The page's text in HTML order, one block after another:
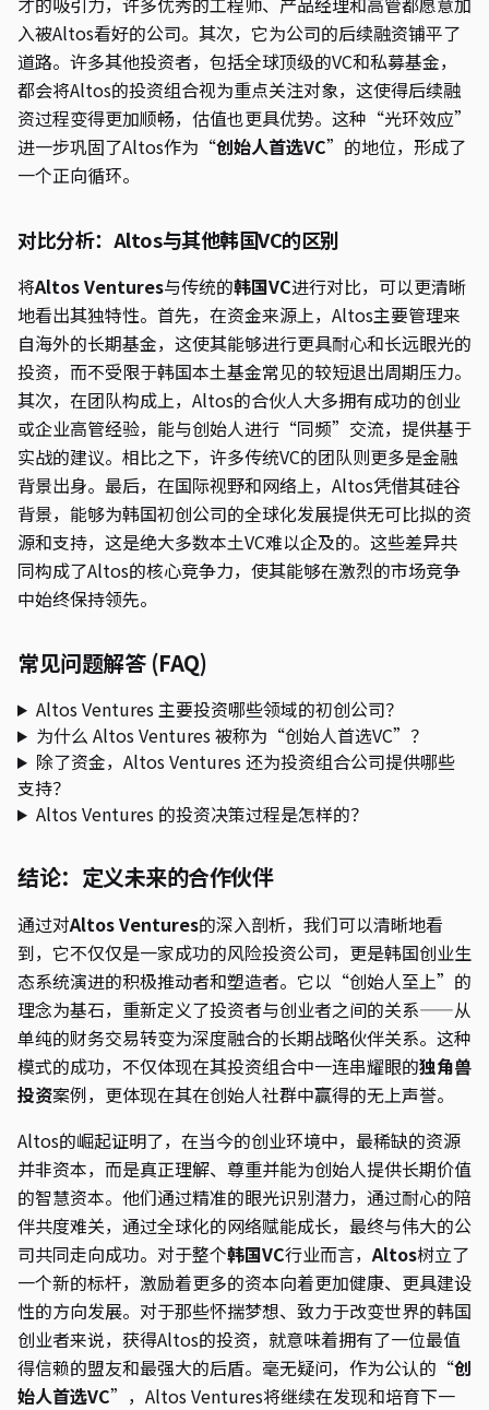
入被Altos看好的公司。其次，它为公司的后续融资铺平了
道路。许多其他投资者，包括全球顶级的VC和私募基金，
都会将Altos的投资组合视为重点关注对象，这使得后续融
资过程变得更加顺畅，估值也更具优势。这种“光环效应”
进一步巩固了Altos作为“创始人首选VC”的地位，形成了
一个正向循环。
对比分析：Altos与其他韩国VC的区别
将Altos Ventures与传统的韩国VC进行对比，可以更清晰
地看出其独特性。首先，在资金来源上，Altos主要管理来
自海外的长期基金，这使其能够进行更具耐心和长远眼光的
投资，而不受限于韩国本土基金常见的较短退出周期压力。
其次，在团队构成上，Altos的合伙人大多拥有成功的创业
或企业高管经验，能与创始人进行“同频”交流，提供基于
实战的建议。相比之下，许多传统VC的团队则更多是金融
背景出身。最后，在国际视野和网络上，Altos凭借其硅谷
背景，能够为韩国初创公司的全球化发展提供无可比拟的资
源和支持，这是绝大多数本土VC难以企及的。这些差异共
同构成了Altos的核心竞争力，使其能够在激烈的市场竞争
中始终保持领先。
常见问题解答 (FAQ)
Altos Ventures 主要投资哪些领域的初创公司？
为什么 Altos Ventures 被称为“创始人首选VC”？
除了资金，Altos Ventures 还为投资组合公司提供哪些
支持？
Altos Ventures 的投资决策过程是怎样的？
结论：定义未来的合作伙伴
通过对Altos Ventures的深入剖析，我们可以清晰地看
到，它不仅仅是一家成功的风险投资公司，更是韩国创业生
态系统演进的积极推动者和塑造者。它以“创始人至上”的
理念为基石，重新定义了投资者与创业者之间的关系——从
单纯的财务交易转变为深度融合的长期战略伙伴关系。这种
模式的成功，不仅体现在其投资组合中一连串耀眼的独角兽
投资案例，更体现在其在创始人社群中赢得的无上声誉。
Altos的崛起证明了，在当今的创业环境中，最稀缺的资源
并非资本，而是真正理解、尊重并能为创始人提供长期价值
的智慧资本。他们通过精准的眼光识别潜力，通过耐心的陪
伴共度难关，通过全球化的网络赋能成长，最终与伟大的公
司共同走向成功。对于整个韩国VC行业而言，Altos树立了
一个新的标杆，激励着更多的资本向着更加健康、更具建设
性的方向发展。对于那些怀揣梦想、致力于改变世界的韩国
创业者来说，获得Altos的投资，就意味着拥有了一位最值
得信赖的盟友和最强大的后盾。毫无疑问，作为公认的“创
始人首选VC”，Altos Ventures将继续在发现和培育下一